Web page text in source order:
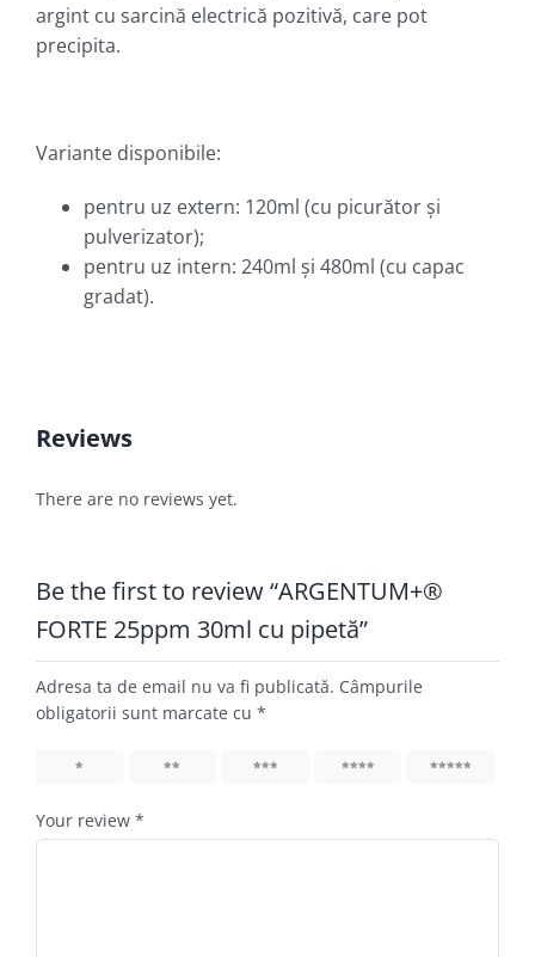
argint cu sarcină electrică pozitivă, care pot
precipita.
Variante disponibile:
pentru uz extern: 120ml (cu picurător şi
pulverizator);
pentru uz intern: 240ml şi 480ml (cu capac
gradat).
Reviews
There are no reviews yet.
Be the first to review “ARGENTUM+®
FORTE 25ppm 30ml cu pipetă”
Adresa ta de email nu va fi publicată. Câmpurile
obligatorii sunt marcate cu *
Your review *